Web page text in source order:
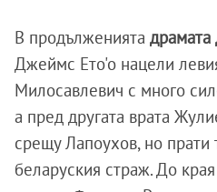
В продълженията драмата
Джеймс Ето'о нацели
Милосавлевич с много
а пред другата врата
срещу Лапоухов, но прати
беларуския страж. До